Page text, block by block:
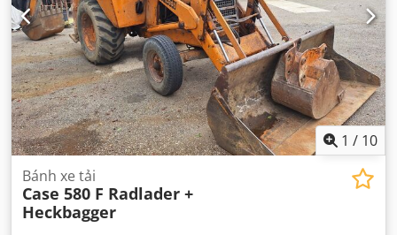
1 / 10
Bánh xe tải
Case 580 F Radlader +
Heckbagger